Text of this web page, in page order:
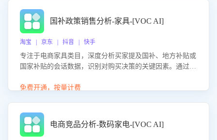
国补政策销售分析-家具-[VOC AI]
淘宝 | 京东 | 抖音 | 快手
专注于电商家具类目，深度分析买家提及国补、地方补贴或
国家补贴的会话数据，识别对购买决策的关键因素。通过AI
化策略，助力商家利用国补政策提升GMV。
免费开通，按量计费
电商竞品分析-数码家电-[VOC AI]